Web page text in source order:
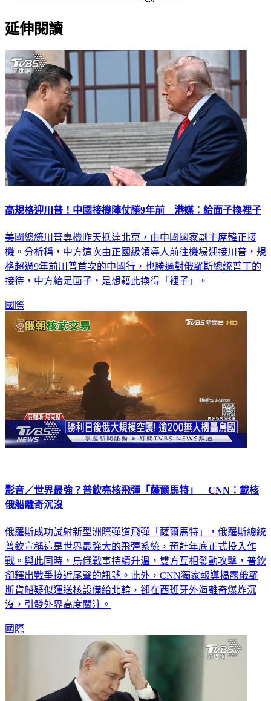
延伸閱讀
高規格迎川普！中國接機陣仗勝9年前 港媒：給面子換裡子
美國總統川普專機昨天抵達北京，由中國國家副主席韓正接
機。分析稱，中方這次由正國級領導人前往機場迎接川普，規
格超過9年前川普首次的中國行，也勝過對俄羅斯總統普丁的
接待，中方給足面子，是想藉此換得「裡子」。
國際
影音／世界最強？普欽亮核飛彈「薩爾馬特」 CNN：載核
俄船離奇沉沒
俄羅斯成功試射新型洲際彈道飛彈「薩爾馬特」，俄羅斯總統
普欽宣稱這是世界最強大的飛彈系統，預計年底正式投入作
戰。與此同時，烏俄戰事持續升溫，雙方互相發動攻擊，普欽
卻釋出戰爭接近尾聲的訊號。此外，CNN獨家報導揭露俄羅
斯貨船疑似運送核設備給北韓，卻在西班牙外海離奇爆炸沉
沒，引發外界高度關注。
國際